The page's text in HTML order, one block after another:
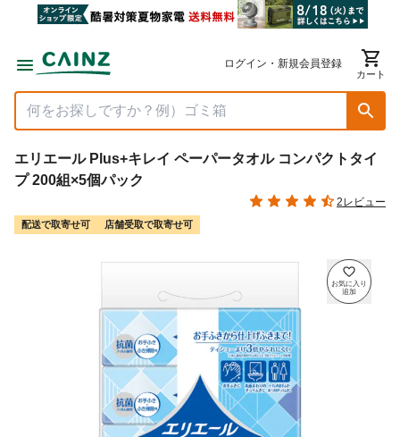
ログイン・新規会員登録
カート
エリエール Plus+キレイ ペーパータオル コンパクトタイ
プ 200組×5個パック
2レビュー
配送で取寄せ可 店舗受取で取寄せ可